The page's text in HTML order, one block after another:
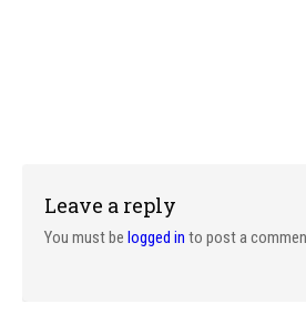
Leave a reply
You must be logged in to post a